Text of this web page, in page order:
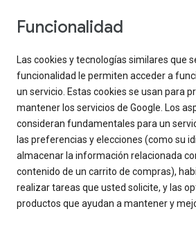
Funcionalidad
Las cookies y tecnologías similares que
funcionalidad le permiten acceder a
un servicio. Estas cookies se usan para
mantener los servicios de Google. Los
consideran fundamentales para un
las preferencias y elecciones (como su
almacenar la información relacionada
contenido de un carrito de compras),
realizar tareas que usted solicite, y las
productos que ayudan a mantener y